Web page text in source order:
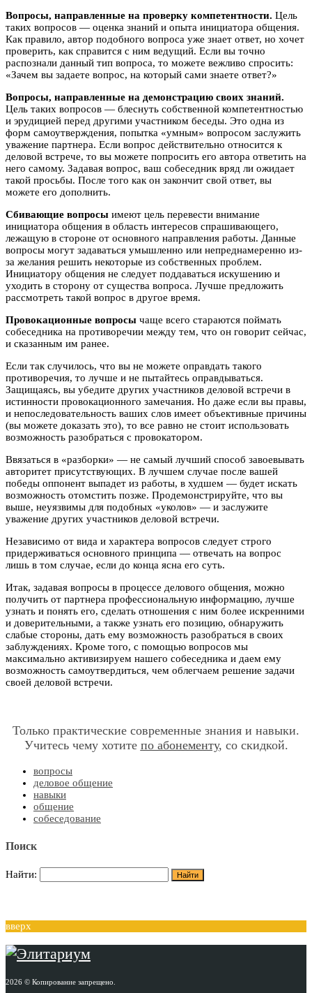
Вопросы, направленные на проверку компетентности. Цель
таких вопросов — оценка знаний и опыта инициатора общения.
Как правило, автор подобного вопроса уже знает ответ, но хочет
проверить, как справится с ним ведущий. Если вы точно
распознали данный тип вопроса, то можете вежливо спросить:
«Зачем вы задаете вопрос, на который сами знаете ответ?»
Вопросы, направленные на демонстрацию своих знаний.
Цель таких вопросов — блеснуть собственной компетентностью
и эрудицией перед другими участником беседы. Это одна из
форм самоутверждения, попытка «умным» вопросом заслужить
уважение партнера. Если вопрос действительно относится к
деловой встрече, то вы можете попросить его автора ответить на
него самому. Задавая вопрос, ваш собеседник вряд ли ожидает
такой просьбы. После того как он закончит свой ответ, вы
можете его дополнить.
Сбивающие вопросы имеют цель перевести внимание
инициатора общения в область интересов спрашивающего,
лежащую в стороне от основного направления работы. Данные
вопросы могут задаваться умышленно или непреднамеренно из-
за желания решить некоторые из собственных проблем.
Инициатору общения не следует поддаваться искушению и
уходить в сторону от существа вопроса. Лучше предложить
рассмотреть такой вопрос в другое время.
Провокационные вопросы чаще всего стараются поймать
собеседника на противоречии между тем, что он говорит сейчас,
и сказанным им ранее.
Если так случилось, что вы не можете оправдать такого
противоречия, то лучше и не пытайтесь оправдываться.
Защищаясь, вы убедите других участников деловой встречи в
истинности провокационного замечания. Но даже если вы правы,
и непоследовательность ваших слов имеет объективные причины
(вы можете доказать это), то все равно не стоит использовать
возможность разобраться с провокатором.
Ввязаться в «разборки» — не самый лучший способ завоевывать
авторитет присутствующих. В лучшем случае после вашей
победы оппонент выпадет из работы, в худшем — будет искать
возможность отомстить позже. Продемонстрируйте, что вы
выше, неуязвимы для подобных «уколов» — и заслужите
уважение других участников деловой встречи.
Независимо от вида и характера вопросов следует строго
придерживаться основного принципа — отвечать на вопрос
лишь в том случае, если до конца ясна его суть.
Итак, задавая вопросы в процессе делового общения, можно
получить от партнера профессиональную информацию, лучше
узнать и понять его, сделать отношения с ним более искренними
и доверительными, а также узнать его позицию, обнаружить
слабые стороны, дать ему возможность разобраться в своих
заблуждениях. Кроме того, с помощью вопросов мы
максимально активизируем нашего собеседника и даем ему
возможность самоутвердиться, чем облегчаем решение задачи
своей деловой встречи.
Только практические современные знания и навыки.
Учитесь чему хотите по абонементу, со скидкой.
вопросы
деловое общение
навыки
общение
собеседование
Поиск
Найти:
вверх
2026 © Копирование запрещено.